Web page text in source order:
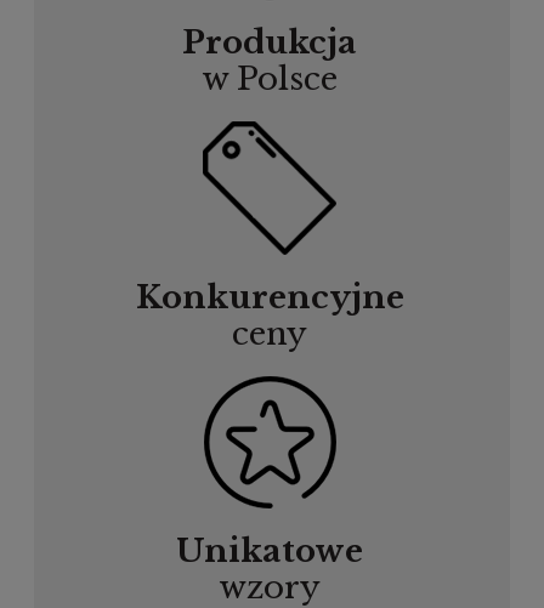
Produkcja
w Polsce
Konkurencyjne
ceny
Unikatowe
wzory